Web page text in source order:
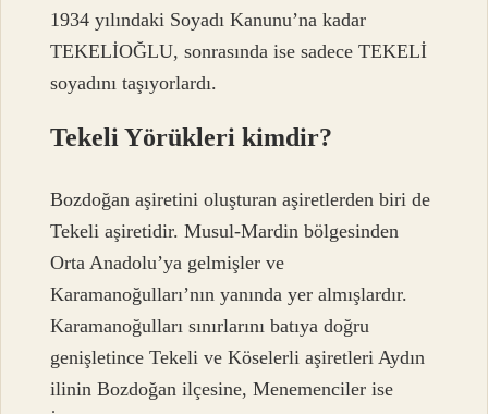
1934 yılındaki Soyadı Kanunu’na kadar
TEKELİOĞLU, sonrasında ise sadece TEKELİ
soyadını taşıyorlardı.
Tekeli Yörükleri kimdir?
Bozdoğan aşiretini oluşturan aşiretlerden biri de
Tekeli aşiretidir. Musul-Mardin bölgesinden
Orta Anadolu’ya gelmişler ve
Karamanoğulları’nın yanında yer almışlardır.
Karamanoğulları sınırlarını batıya doğru
genişletince Tekeli ve Köselerli aşiretleri Aydın
ilinin Bozdoğan ilçesine, Menemenciler ise